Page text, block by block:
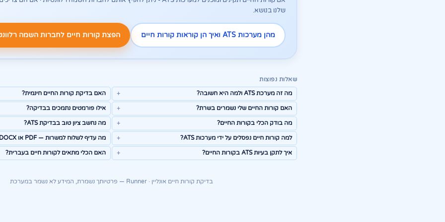
שלנו בנושא.
מהן מערכות ATS ואיך הן קוראות קורות חיים הפצת קורות חיים לחברות השמה
שאלות נפוצות
מה זה מערכת ATS ולמה היא חשובה? האם בדיקת קורות החיים חינמית?
האם קורות החיים שלי נשמרים בשרת? אילו פורמטים נתמכים בבדיקה?
מה בודק הכלי בקורות החיים? מה נחשב ציון טוב בבדיקת ATS?
למה קורות חיים נפסלים על ידי מערכות ATS? מה עדיף לשלוח למשרות — PDF או DOCX?
איך לתקן בעיות ATS בקורות החיים? האם הכלי מתאים לקורות חיים בעברית?
בדיקת קורות חיים אונליין · Runner — פרטיותך נשמרת, המידע לא נשמר במערכת